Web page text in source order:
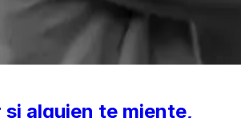
si alguien te miente,